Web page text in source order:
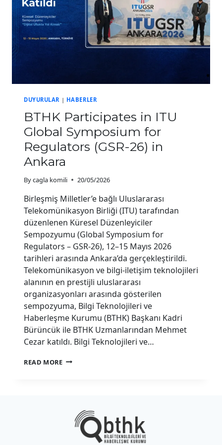
DUYURULAR | HABERLER
BTHK Participates in ITU
Global Symposium for
Regulators (GSR-26) in
Ankara
Bycagla komili 20/05/2026
Birleşmiş Milletler’e bağlı Uluslararası
Telekomünikasyon Birliği (ITU) tarafından
düzenlenen Küresel Düzenleyiciler
Sempozyumu (Global Symposium for
Regulators – GSR-26), 12–15 Mayıs 2026
tarihleri arasında Ankara’da gerçekleştirildi.
Telekomünikasyon ve bilgi-iletişim teknolojileri
alanının en prestijli uluslararası
organizasyonları arasında gösterilen
sempozyuma, Bilgi Teknolojileri ve
Haberleşme Kurumu (BTHK) Başkanı Kadri
Bürüncük ile BTHK Uzmanlarından Mehmet
Cezar katıldı. Bilgi Teknolojileri ve…
READ MOREBTHK
FOR
REGULATORS